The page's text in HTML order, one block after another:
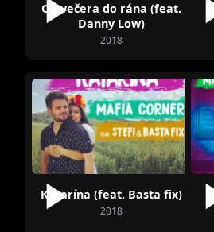
Od večera do rána (feat.
Danny Low)
2018
Katarína (feat. Basta fix)
2018